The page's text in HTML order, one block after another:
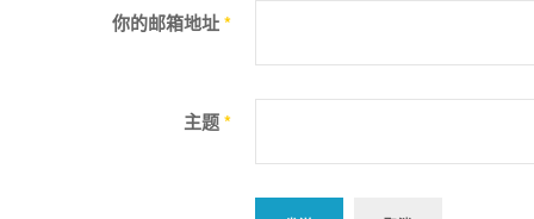
你的邮箱地址*
主题*